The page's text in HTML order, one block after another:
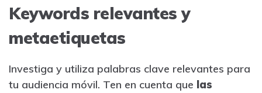
Keywords relevantes y
metaetiquetas
Investiga y utiliza palabras clave relevantes para
tu audiencia móvil. Ten en cuenta que las